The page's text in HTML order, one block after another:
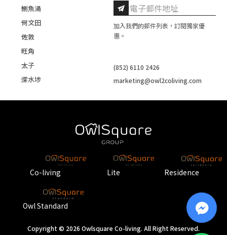
鰂魚涌
何文田
佐敦
旺角
太子
深水埗
加入我們的郵件列表，訂閱獨家優
惠。
(852) 6110 2426
marketing@owl2coliving.com
Co-living Lite Residence
Owl Standard
Copyright © 2026 Owlsquare Co-living. All Right Reserved.